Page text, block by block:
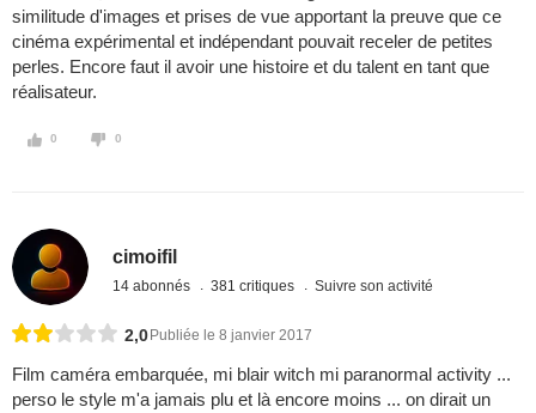
similitude d'images et prises de vue apportant la preuve que ce
cinéma expérimental et indépendant pouvait receler de petites
perles. Encore faut il avoir une histoire et du talent en tant que
réalisateur.
0 0
cimoifil
14 abonnés 381 critiques Suivre son activité
2,0 Publiée le 8 janvier 2017
Film caméra embarquée, mi blair witch mi paranormal activity ...
perso le style m'a jamais plu et là encore moins ... on dirait un